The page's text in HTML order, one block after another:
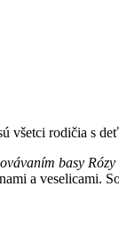
všetci rodičia s
basy Rózy
a